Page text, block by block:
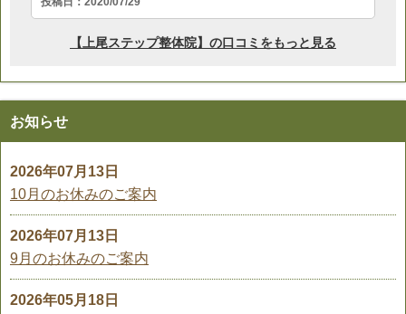
お知らせ
2026年07月13日
10月のお休みのご案内
2026年07月13日
9月のお休みのご案内
2026年05月18日